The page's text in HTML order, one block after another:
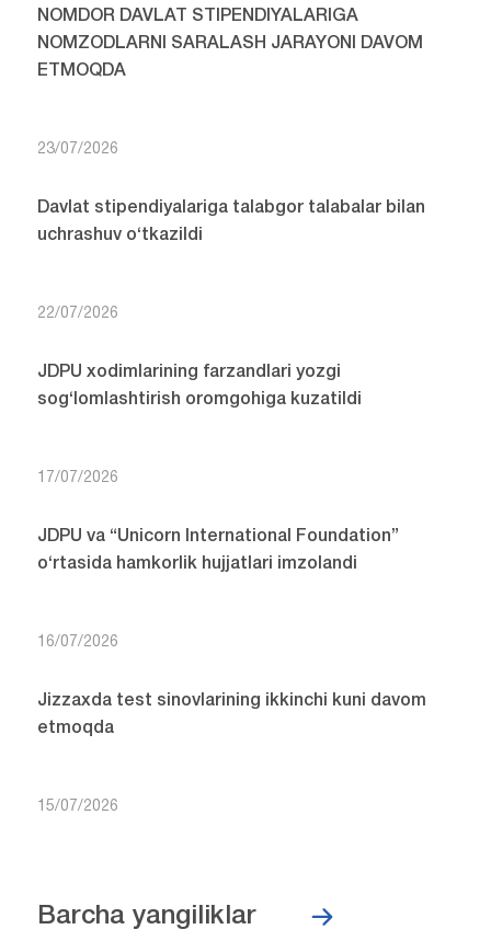
NOMDOR DAVLAT STIPENDIYALARIGA
NOMZODLARNI SARALASH JARAYONI DAVOM
ETMOQDA
23/07/2026
Davlat stipendiyalariga talabgor talabalar bilan
uchrashuv o‘tkazildi
22/07/2026
JDPU xodimlarining farzandlari yozgi
sog‘lomlashtirish oromgohiga kuzatildi
17/07/2026
JDPU va “Unicorn International Foundation”
o‘rtasida hamkorlik hujjatlari imzolandi
16/07/2026
Jizzaxda test sinovlarining ikkinchi kuni davom
etmoqda
15/07/2026
Barcha yangiliklar